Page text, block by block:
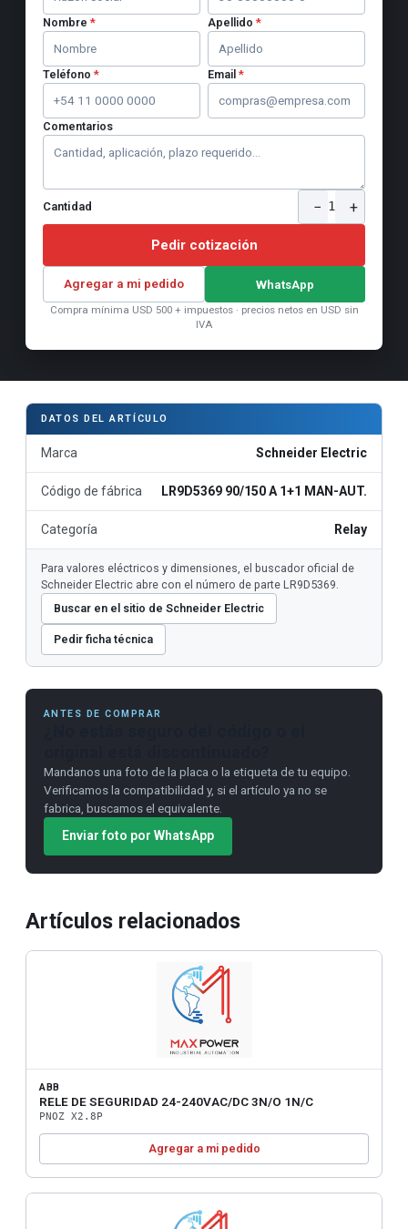
Nombre * Apellido *
Teléfono * Email *
Comentarios
Cantidad − 1 +
Pedir cotización
Agregar a mi pedido WhatsApp
Compra mínima USD 500 + impuestos · precios netos en USD sin
IVA
DATOS DEL ARTÍCULO
Marca Schneider Electric
Código de fábrica LR9D5369 90/150 A 1+1 MAN-AUT.
Categoría Relay
Para valores eléctricos y dimensiones, el buscador oficial de
Schneider Electric abre con el número de parte LR9D5369.
Buscar en el sitio de Schneider Electric
Pedir ficha técnica
ANTES DE COMPRAR
Mandanos una foto de la placa o la etiqueta de tu equipo.
Verificamos la compatibilidad y, si el artículo ya no se
fabrica, buscamos el equivalente.
Enviar foto por WhatsApp
Artículos relacionados
ABB
RELE DE SEGURIDAD 24-240VAC/DC 3N/O 1N/C
PNOZ X2.8P
Agregar a mi pedido